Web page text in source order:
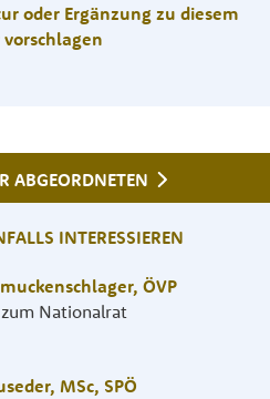
oder Ergänzung zu diesem
vorschlagen
ABGEORDNETEN
INTERESSIEREN
, ÖVP
Nationalrat
MSc, SPÖ